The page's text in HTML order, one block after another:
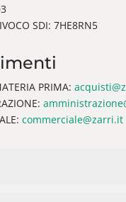
SDI: 7HE8RN5
PRIMA:
commerciale@zarri.it